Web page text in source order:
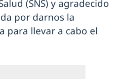
(SNS) y agradecido
por darnos la
para llevar a cabo el